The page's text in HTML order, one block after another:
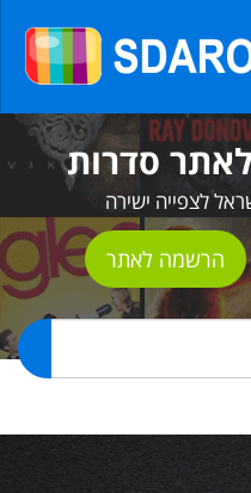
סדרות
לצפייה ישירה
הרשמה לאתר